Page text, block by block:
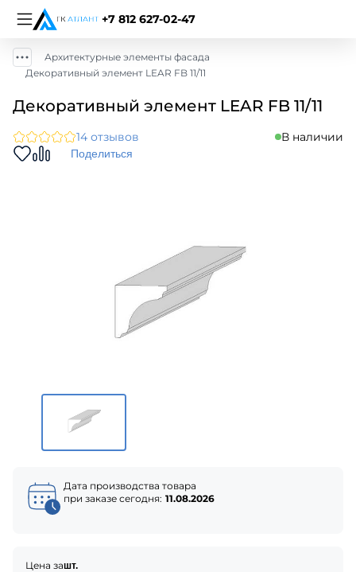
+7 812 627-02-47
Архитектурные элементы фасада
Декоративный элемент LEAR FB 11/11
Декоративный элемент LEAR FB 11/11
14 отзывов В наличии
Поделиться
Дата производства товара
при заказе сегодня: 11.08.2026
Цена зашт.